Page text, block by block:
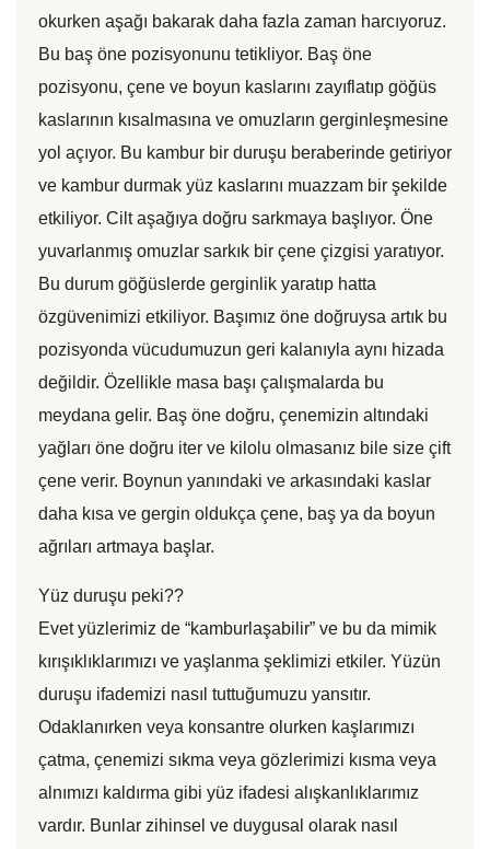
okurken aşağı bakarak daha fazla zaman harcıyoruz.
Bu baş öne pozisyonunu tetikliyor. Baş öne
pozisyonu, çene ve boyun kaslarını zayıflatıp göğüs
kaslarının kısalmasına ve omuzların gerginleşmesine
yol açıyor. Bu kambur bir duruşu beraberinde getiriyor
ve kambur durmak yüz kaslarını muazzam bir şekilde
etkiliyor. Cilt aşağıya doğru sarkmaya başlıyor. Öne
yuvarlanmış omuzlar sarkık bir çene çizgisi yaratıyor.
Bu durum göğüslerde gerginlik yaratıp hatta
özgüvenimizi etkiliyor. Başımız öne doğruysa artık bu
pozisyonda vücudumuzun geri kalanıyla aynı hizada
değildir. Özellikle masa başı çalışmalarda bu
meydana gelir. Baş öne doğru, çenemizin altındaki
yağları öne doğru iter ve kilolu olmasanız bile size çift
çene verir. Boynun yanındaki ve arkasındaki kaslar
daha kısa ve gergin oldukça çene, baş ya da boyun
ağrıları artmaya başlar.
Yüz duruşu peki??
Evet yüzlerimiz de “kamburlaşabilir” ve bu da mimik
kırışıklıklarımızı ve yaşlanma şeklimizi etkiler. Yüzün
duruşu ifademizi nasıl tuttuğumuzu yansıtır.
Odaklanırken veya konsantre olurken kaşlarımızı
çatma, çenemizi sıkma veya gözlerimizi kısma veya
alnımızı kaldırma gibi yüz ifadesi alışkanlıklarımız
vardır. Bunlar zihinsel ve duygusal olarak nasıl